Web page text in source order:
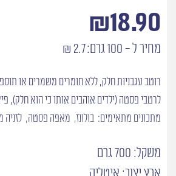
₪18.90
מחיר ל - 100 גרם: 2.7 ₪
רוטב עגבניות חלק, ללא חומרים משמרים או
לרטבי פסטה (ילדים אוהבים אותו כי הוא חלק),
מתכונים מתאימים: בולונז, מאפה פסטה, לזניה
משקל: 700 גרם